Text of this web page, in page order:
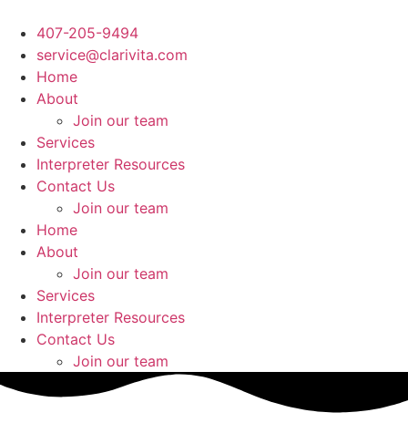
contenido
407-205-9494
service@clarivita.com
Home
About
Join our team​
Services
Interpreter Resources
Contact Us
Join our team​
Home
About
Join our team​
Services
Interpreter Resources
Contact Us
Join our team​